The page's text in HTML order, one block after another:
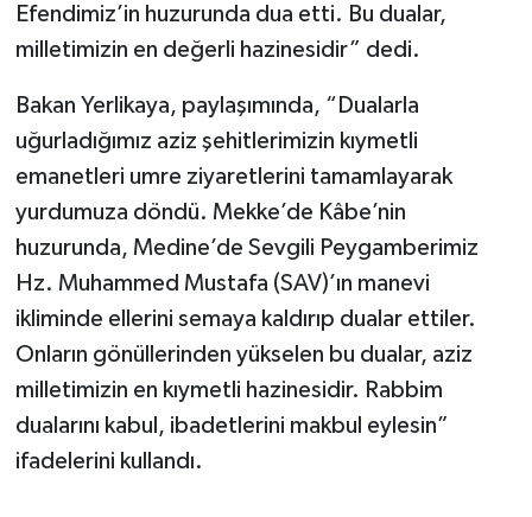
Efendimiz’in huzurunda dua etti. Bu dualar,
milletimizin en değerli hazinesidir” dedi.
Bakan Yerlikaya, paylaşımında, “Dualarla
uğurladığımız aziz şehitlerimizin kıymetli
emanetleri umre ziyaretlerini tamamlayarak
yurdumuza döndü. Mekke’de Kâbe’nin
huzurunda, Medine’de Sevgili Peygamberimiz
Hz. Muhammed Mustafa (SAV)’ın manevi
ikliminde ellerini semaya kaldırıp dualar ettiler.
Onların gönüllerinden yükselen bu dualar, aziz
milletimizin en kıymetli hazinesidir. Rabbim
dualarını kabul, ibadetlerini makbul eylesin”
ifadelerini kullandı.